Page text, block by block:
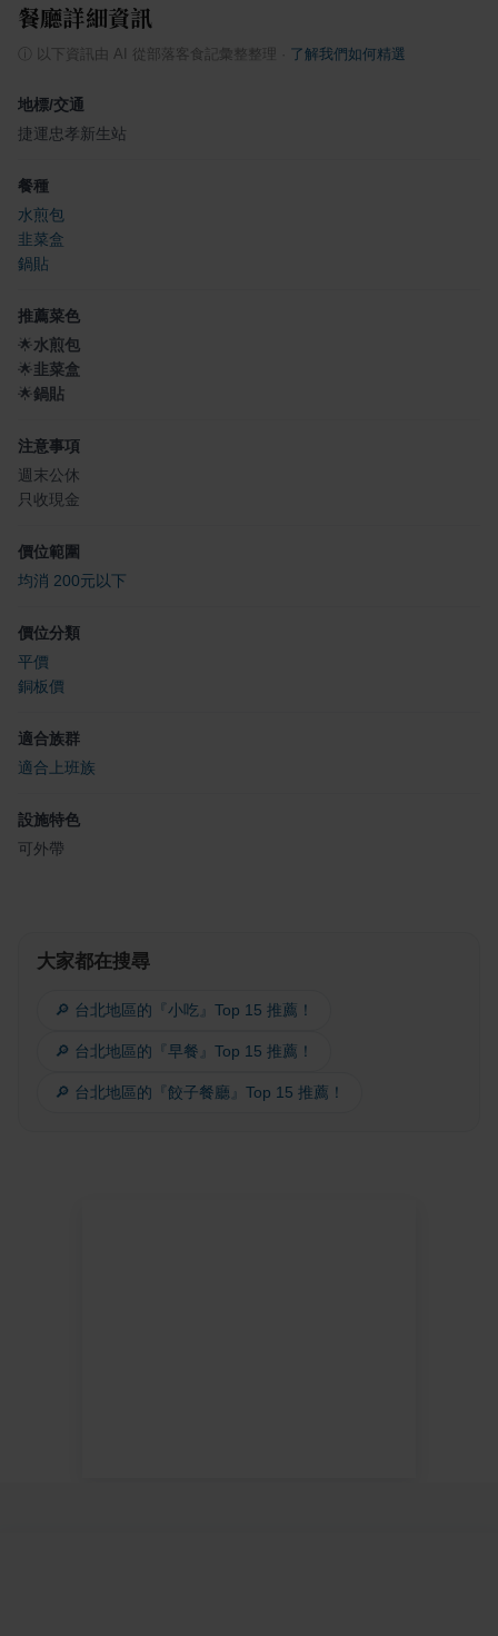
餐廳詳細資訊
以下資訊由 AI 從部落客食記彙整整理 了解我們如何精選
地標/交通
捷運忠孝新生站
餐種
水煎包
韭菜盒
鍋貼
推薦菜色
🌟水煎包
🌟韭菜盒
🌟鍋貼
注意事項
週末公休
只收現金
價位範圍
均消 200元以下
價位分類
平價
銅板價
適合族群
適合上班族
設施特色
可外帶
大家都在搜尋
🔎 台北地區的『小吃』Top 15 推薦！
🔎 台北地區的『早餐』Top 15 推薦！
🔎 台北地區的『餃子餐廳』Top 15 推薦！